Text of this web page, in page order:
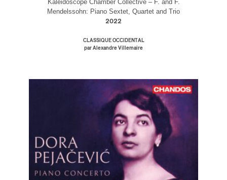
Kaleidoscope Chamber Collective – F. and F.
Mendelssohn: Piano Sextet, Quartet and Trio
2022
CLASSIQUE OCCIDENTAL
par Alexandre Villemaire